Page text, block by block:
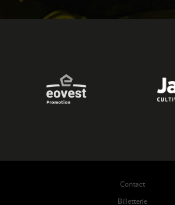
Contact
Billetterie